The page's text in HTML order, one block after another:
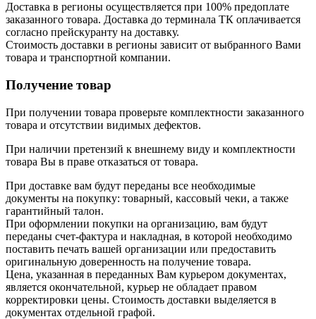
Доставка в регионы осуществляется при 100% предоплате
заказанного товара. Доставка до терминала ТК оплачивается
согласно прейскуранту на доставку.
Стоимость доставки в регионы зависит от выбранного Вами
товара и транспортной компании.
Получение товар
При получении товара проверьте комплектности заказанного
товара и отсутствии видимых дефектов.
При наличии претензий к внешнему виду и комплектности
товара Вы в праве отказаться от товара.
При доставке вам будут переданы все необходимые
документы на покупку: товарный, кассовый чеки, а также
гарантийный талон.
При оформлении покупки на организацию, вам будут
переданы счет-фактура и накладная, в которой необходимо
поставить печать вашей организации или предоставить
оригинальную доверенность на получение товара.
Цена, указанная в переданных Вам курьером документах,
является окончательной, курьер не обладает правом
корректировки цены. Стоимость доставки выделяется в
документах отдельной графой.